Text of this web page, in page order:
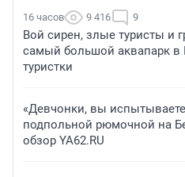
16 часов 9 416 9
Вой сирен, злые туристы и
самый большой аквапарк
туристки
«Девчонки, вы испытываете
подпольной рюмочной на
обзор YA62.RU